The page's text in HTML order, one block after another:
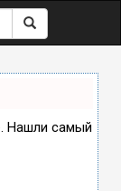
Нашли самый